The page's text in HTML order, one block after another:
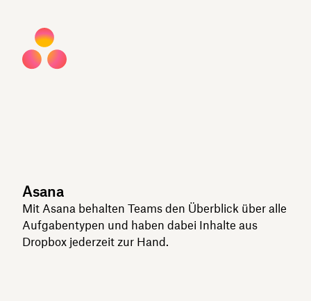
Asana
Mit Asana behalten Teams den Überblick über alle
Aufgabentypen und haben dabei Inhalte aus
Dropbox jederzeit zur Hand.